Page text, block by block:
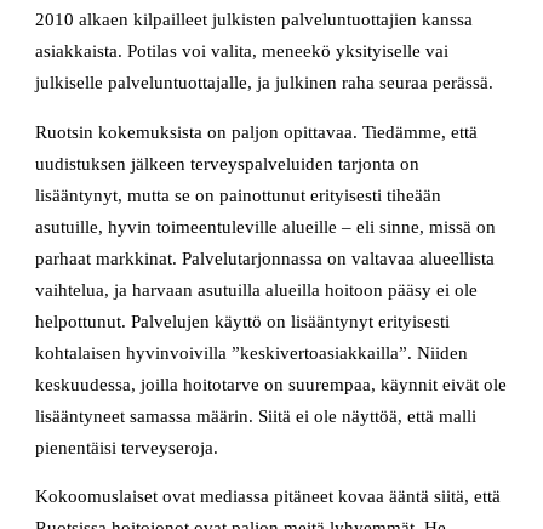
2010 alkaen kilpailleet julkisten palveluntuottajien kanssa
asiakkaista. Potilas voi valita, meneekö yksityiselle vai
julkiselle palveluntuottajalle, ja julkinen raha seuraa perässä.
Ruotsin kokemuksista on paljon opittavaa. Tiedämme, että
uudistuksen jälkeen terveyspalveluiden tarjonta on
lisääntynyt, mutta se on painottunut erityisesti tiheään
asutuille, hyvin toimeentuleville alueille – eli sinne, missä on
parhaat markkinat. Palvelutarjonnassa on valtavaa alueellista
vaihtelua, ja harvaan asutuilla alueilla hoitoon pääsy ei ole
helpottunut. Palvelujen käyttö on lisääntynyt erityisesti
kohtalaisen hyvinvoivilla ”keskivertoasiakkailla”. Niiden
keskuudessa, joilla hoitotarve on suurempaa, käynnit eivät ole
lisääntyneet samassa määrin. Siitä ei ole näyttöä, että malli
pienentäisi terveyseroja.
Kokoomuslaiset ovat mediassa pitäneet kovaa ääntä siitä, että